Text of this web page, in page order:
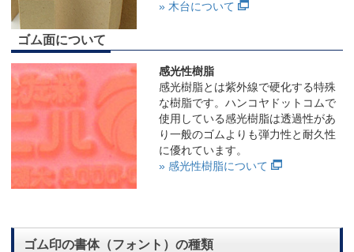
» 木台について
ゴム面について
感光性樹脂
感光樹脂とは紫外線で硬化する特殊
な樹脂です。ハンコヤドットコムで
使用している感光樹脂は透過性があ
り一般のゴムよりも弾力性と耐久性
に優れています。
» 感光性樹脂について
ゴム印の書体（フォント）の種類